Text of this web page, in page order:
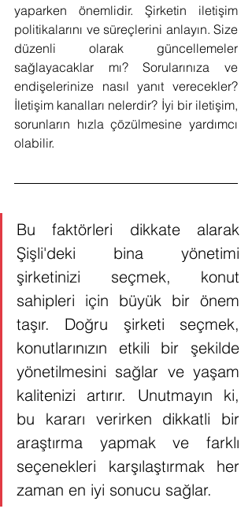
yaparken önemlidir. Şirketin iletişim
politikalarını ve süreçlerini anlayın. Size
düzenli olarak güncellemeler
sağlayacaklar mı? Sorularınıza ve
endişelerinize nasıl yanıt verecekler?
İletişim kanalları nelerdir? İyi bir iletişim,
sorunların hızla çözülmesine yardımcı
olabilir.
Bu faktörleri dikkate alarak
Şişli'deki bina yönetimi
şirketinizi seçmek, konut
sahipleri için büyük bir önem
taşır. Doğru şirketi seçmek,
konutlarınızın etkili bir şekilde
yönetilmesini sağlar ve yaşam
kalitenizi artırır. Unutmayın ki,
bu kararı verirken dikkatli bir
araştırma yapmak ve farklı
seçenekleri karşılaştırmak her
zaman en iyi sonucu sağlar.